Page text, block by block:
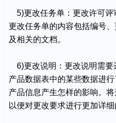
5)更改任务单：更改许可评
更改任务单的内容包括编号
及相关的文档。
6)更改说明：更改说明需要
产品数据表中的某些数据进
产品信息产生怎样的影响。
以便对更改要求进行更加详细